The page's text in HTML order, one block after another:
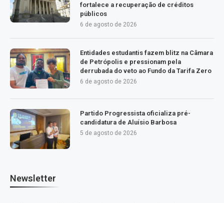
fortalece a recuperação de créditos
públicos
6 de agosto de 2026
Entidades estudantis fazem blitz na Câmara
de Petrópolis e pressionam pela
derrubada do veto ao Fundo da Tarifa Zero
6 de agosto de 2026
Partido Progressista oficializa pré-
candidatura de Aluísio Barbosa
5 de agosto de 2026
Newsletter